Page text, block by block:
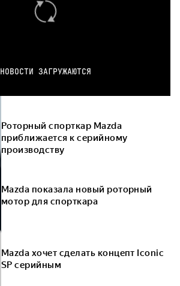
НОВОСТИ ЗАГРУЖАЮТСЯ
Роторный спорткар Mazda
приближается к серийному
производству
Mazda показала новый роторный
мотор для спорткара
Mazda хочет сделать концепт Iconic
SP серийным